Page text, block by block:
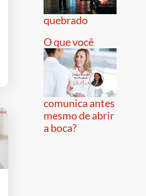
quebrado
O que você
comunica antes
mesmo de abrir
a boca?